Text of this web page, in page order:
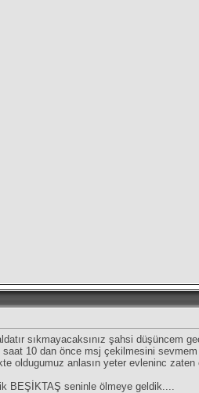
sıkmayacaksınız şahsi
10 dan önce msj çekilmesini
oldugumuz anlasın yeter evleninc zaten
BEŞİKTAŞ seninle ölmeye geldik....